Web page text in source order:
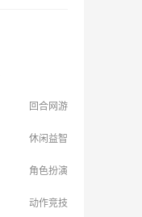
回合网游
休闲益智
角色扮演
动作竞技